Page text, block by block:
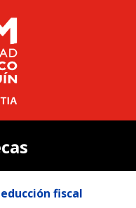
fiscal
Beca a la